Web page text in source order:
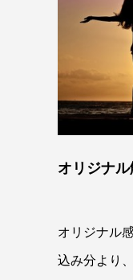
オリジナ
オリジナル
込み分より